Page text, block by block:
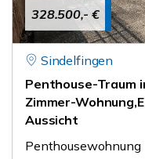
328.500,- €
Sindelfingen
Penthouse-Traum
Zimmer-
Aussicht
Penthousewohnung